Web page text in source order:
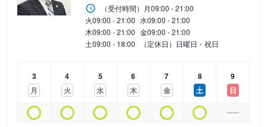
（受付時間） 月09:00 - 21:00
火09:00 - 21:00 水09:00 - 21:00
木09:00 - 21:00 金09:00 - 21:00
土09:00 - 18:00 （定休日）日曜日・祝日
3
月
4
火
5
水
6
木
7
金
8
土
9
日